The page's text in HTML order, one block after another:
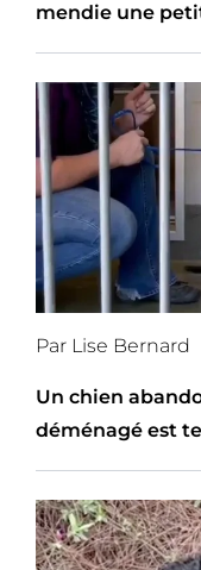
mendie une
Par Lise Bernard
Un chien
déménagé est